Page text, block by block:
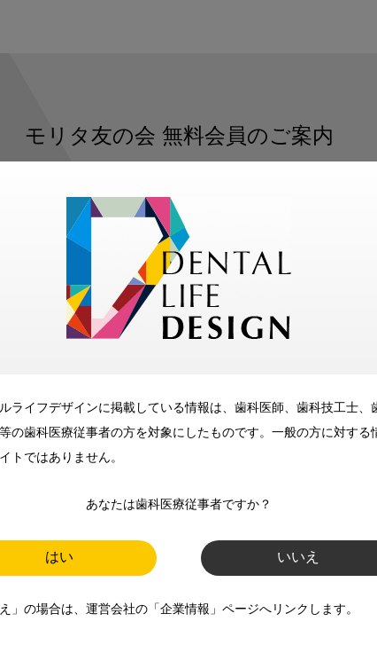
ライフデザインに掲載している情報は、歯科医師、歯科技工士、
の歯科医療従事者の方を対象にしたものです。一般の方に対する
トではありません。
あなたは歯科医療従事者ですか？
はい いいえ
え」の場合は、運営会社の「企業情報」ページへリンクします。
モリタ友の会 無料会員のご案内
くと、デンタルライフデザインをもっと便利にご利用い
メリット
メールマガジンでお届け
師、歯科衛生士、歯科技工士）に
お届けします。